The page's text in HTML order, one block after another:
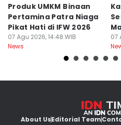
Produk UMKM Binaan
Pertamina Patra Niaga
Pikat Hati di IFW 2026
07 Agu 2026, 14:48 WIB
News
07
About UsEditorial Team